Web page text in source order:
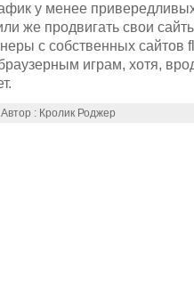
у менее
же продвигать свои
с собственных сайтов
играм, хотя,
Автор : Кролик Роджер